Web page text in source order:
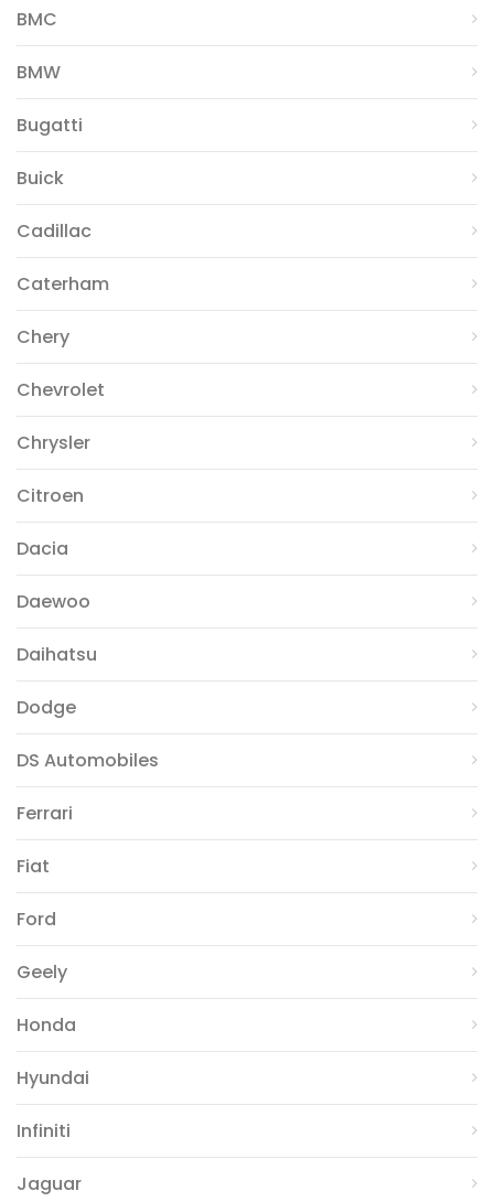
BMC
BMW
Bugatti
Buick
Cadillac
Caterham
Chery
Chevrolet
Chrysler
Citroen
Dacia
Daewoo
Daihatsu
Dodge
DS Automobiles
Ferrari
Fiat
Ford
Geely
Honda
Hyundai
Infiniti
Jaguar